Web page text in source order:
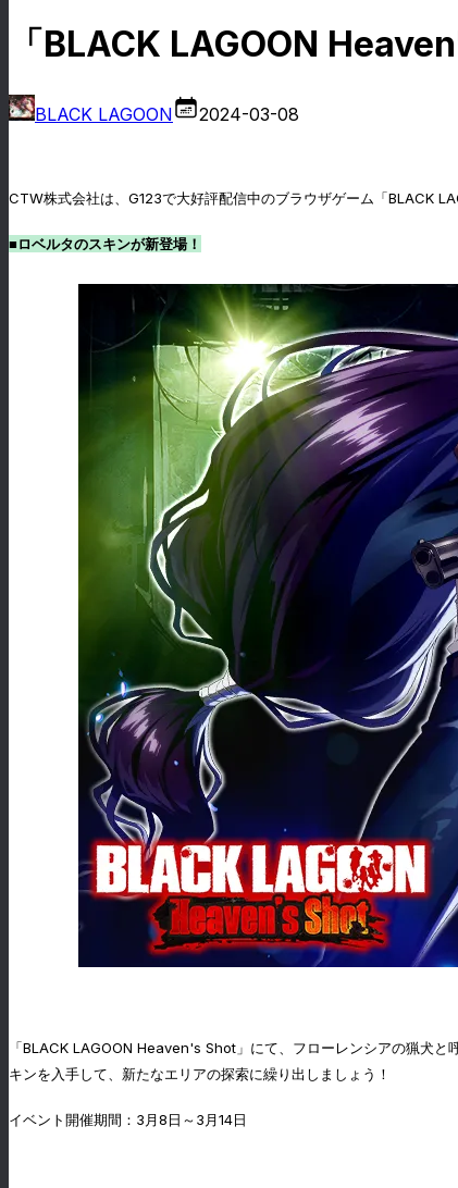
「BLACK LAGOON
BLACK LAGOON 2024-03-08
CTW株式会社は、G123で大好評配信中のブラウザゲーム「BLACK
■ロベルタのスキンが新登場！
「BLACK LAGOON Heaven's Shot」にて、フローレンシアの猟犬
キンを入手して、新たなエリアの探索に繰り出しましょう！
イベント開催期間：3月8日～3月14日